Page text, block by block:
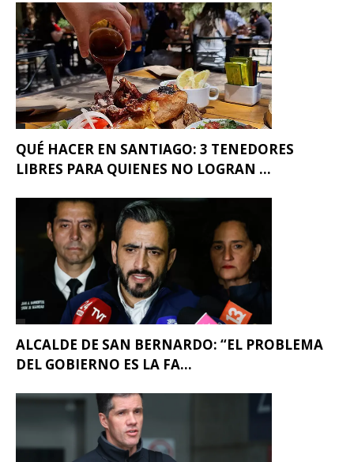
QUÉ HACER EN SANTIAGO: 3 TENEDORES
LIBRES PARA QUIENES NO LOGRAN ...
ALCALDE DE SAN BERNARDO: “EL PROBLEMA
DEL GOBIERNO ES LA FA...